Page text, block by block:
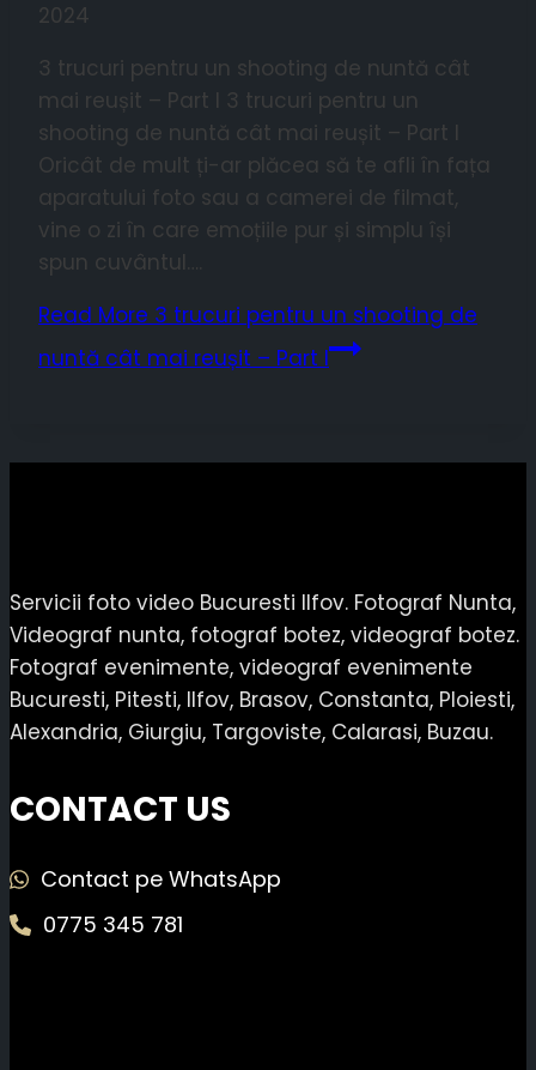
2024
3 trucuri pentru un shooting de nuntă cât
mai reușit – Part I 3 trucuri pentru un
shooting de nuntă cât mai reușit – Part I
Oricât de mult ți-ar plăcea să te afli în fața
aparatului foto sau a camerei de filmat,
vine o zi în care emoțiile pur și simplu își
spun cuvântul….
Read More 3 trucuri pentru un shooting de
nuntă cât mai reușit – Part I
Servicii foto video Bucuresti Ilfov. Fotograf Nunta,
Videograf nunta, fotograf botez, videograf botez.
Fotograf evenimente, videograf evenimente
Bucuresti, Pitesti, Ilfov, Brasov, Constanta, Ploiesti,
Alexandria, Giurgiu, Targoviste, Calarasi, Buzau.
CONTACT US
Contact pe WhatsApp
0775 345 781